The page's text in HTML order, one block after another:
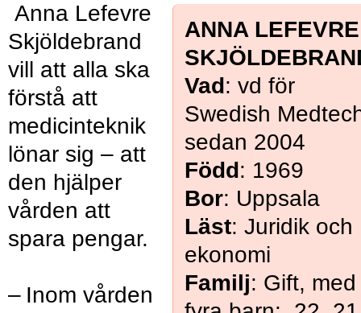
ANNA LEFEVRE
Vad: vd för
Swedish
sedan 2004
Född: 1969
Bor: Uppsala
Läst: Juridik och
ekonomi
Familj: Gift, med
Anna Lefevre
Skjöldebrand
vill att alla ska
förstå att
medicinteknik
lönar sig – att
den hjälper
vården att
spara pengar.
– Inom vården